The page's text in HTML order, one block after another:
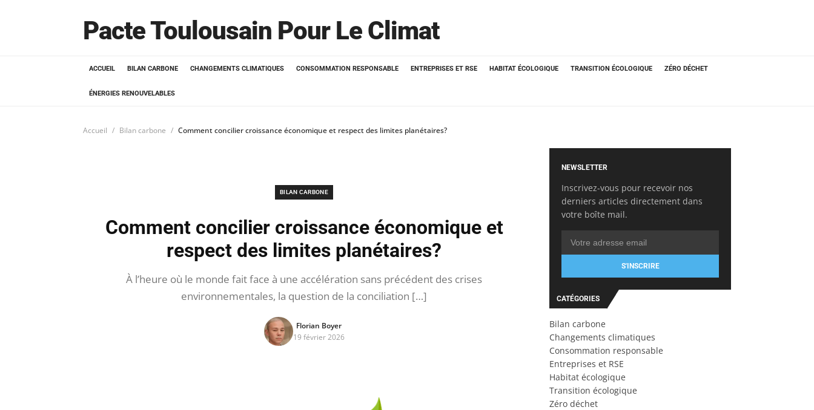
Pacte Toulousain Pour Le Climat
ACCUEIL BILAN CARBONE CHANGEMENTS CLIMATIQUES CONSOMMATION RESPONSABLE ENTREPRISES ET RSE HABITAT ÉCOLOGIQUE TRANSITION ÉCOLOGIQUE ZÉRO DÉCHET
ÉNERGIES RENOUVELABLES
Accueil Bilan carbone Comment concilier croissance économique et respect des limites planétaires?
BILAN CARBONE
Comment concilier croissance économique et
respect des limites planétaires?
À l’heure où le monde fait face à une accélération sans précédent des crises
environnementales, la question de la conciliation […]
Florian Boyer
19 février 2026
NEWSLETTER
Inscrivez-vous pour recevoir nos
derniers articles directement dans
votre boîte mail.
S'INSCRIRE
CATÉGORIES
Bilan carbone
Changements climatiques
Consommation responsable
Entreprises et RSE
Habitat écologique
Transition écologique
Zéro déchet